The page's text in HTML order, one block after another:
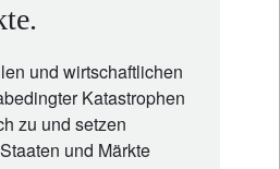
und wirtschaftlichen
Katastrophen
zu und setzen
und Märkte